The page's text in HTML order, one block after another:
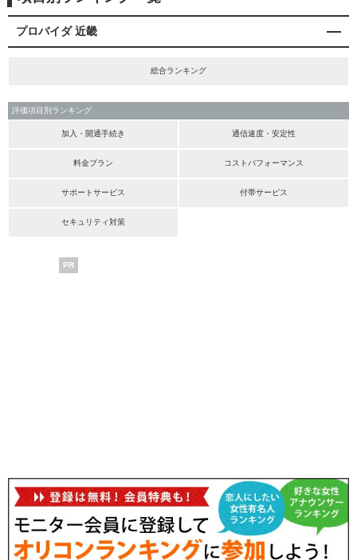
プロバイダ 近畿
総合ランキング
評価項目別ランキング
加入・開通手続き 通信速度・安定性
料金プラン コストパフォーマンス
サポートサービス 付帯サービス
セキュリティ対策
PR